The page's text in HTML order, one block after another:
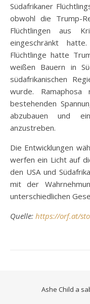
Südafrikaner
obwohl die Trump-
Flüchtlingen aus
eingeschränkt
Flüchtlinge hatte
weißen Bauern in
südafrikanischen
wurde.
bestehenden
abzubauen und
anzustreben.
Die Entwicklungen
werfen ein Licht auf
den USA und
mit der
unterschiedlichen
Quelle: https://orf.at/
Ashe Child a